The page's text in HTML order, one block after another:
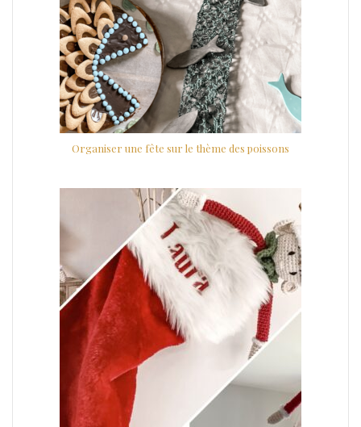
Organiser une fête sur le thème des poissons